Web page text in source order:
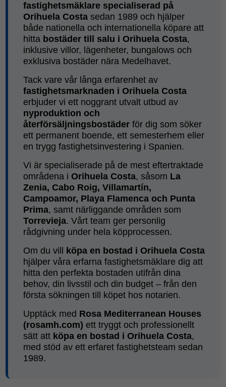
fastighetsmäklare specialiserad på
Orihuela Costa sedan 1989 och hjälper
både nationella och internationella köpare att
hitta bostäder till salu i Orihuela Costa,
inklusive villor, lägenheter, bungalows och
exklusiva bostäder nära Medelhavet.
Tack vare vår långa erfarenhet av
fastighetsmarknaden i Orihuela Costa
erbjuder vi ett noggrant utvalt utbud av
nyproduktion och
återförsäljningsbostäder för dig som söker
ett permanent boende, ett semesterhem eller
en trygg fastighetsinvestering i Spanien.
Vi är specialiserade på de mest eftertraktade
områdena iOrihuela Costa, såsom La
Zenia, Cabo Roig, Villamartín,
Campoamor, Playa Flamenca och Punta
Prima, samt närliggande områden som
Torrevieja. Vårt team ger personlig
rådgivning under hela köpprocessen.
Om du vill köpa en bostad i Orihuela Costa
hjälper våra erfarna fastighetsmäklare dig att
hitta den perfekta bostaden utifrån dina
behov, din livsstil och din budget – från den
första sökningen till köpet hos notarien.
Upptäck med Rosa Mediterranean Houses
(rosamh.com) ett tryggt och professionellt
sätt att köpa en bostad i Orihuela Costa,
med stöd av ett erfaret fastighetsteam sedan
1989.